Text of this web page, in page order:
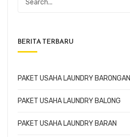
BERITA TERBARU
PAKET USAHA LAUNDRY BARONGAN
PAKET USAHA LAUNDRY BALONG
PAKET USAHA LAUNDRY BARAN